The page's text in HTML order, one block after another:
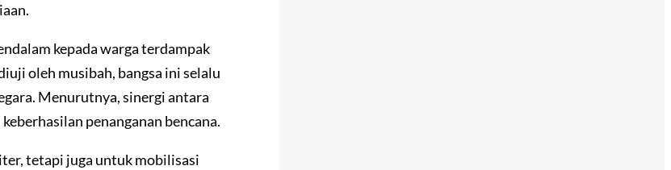
kepada warga terdampak
oleh musibah, bangsa ini selalu
Menurutnya, sinergi antara
penanganan bencana.
tetapi juga untuk mobilisasi